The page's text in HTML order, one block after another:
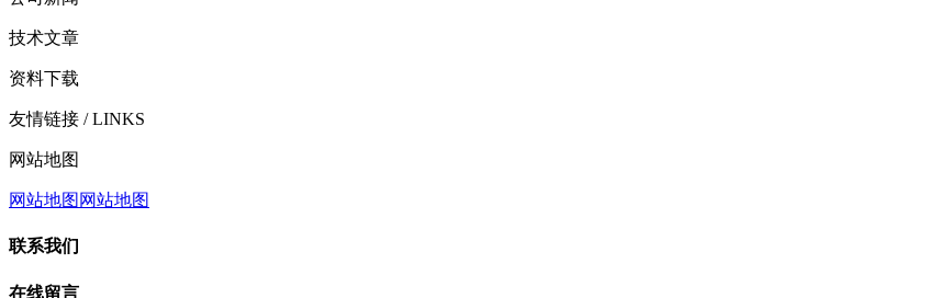
技术文章
资料下载
友情链接 / LINKS
网站地图
网站地图 网站地图
联系我们
在线留言